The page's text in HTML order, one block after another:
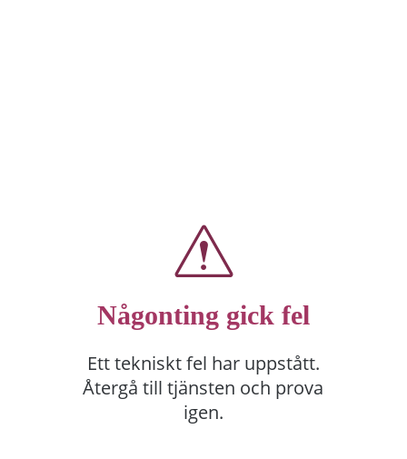
Någonting gick fel
Ett tekniskt fel har uppstått.
Återgå till tjänsten och prova
igen.